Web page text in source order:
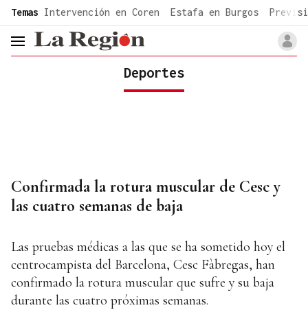
common.go-to-content
Temas Intervención en Coren Estafa en Burgos
header.menu.open
Deportes
Confirmada la rotura muscular de Cesc y
las cuatro semanas de baja
Las pruebas médicas a las que se ha sometido hoy el
centrocampista del Barcelona, Cesc Fàbregas, han
confirmado la rotura muscular que sufre y su baja
durante las cuatro próximas semanas.